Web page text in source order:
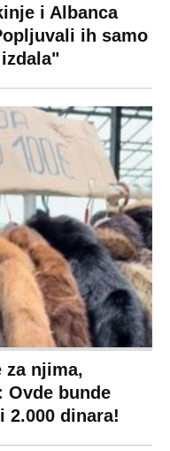
godine treba
Nečija cela
sportovi
VIRALNO
Bizar
Svaštara
Tiktok
MONDO INC.
Impressum
Kontakt
Politika o kolačićima